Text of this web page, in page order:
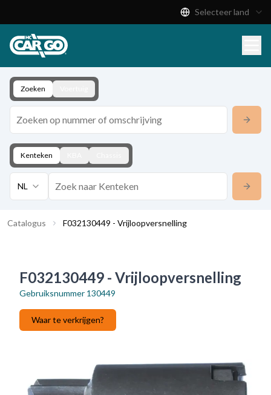
Download
Contact
Selecteer land
Zoeken
Kenteken
NL
Catalogus F032130449 - Vrijloopversnelling
F032130449 - Vrijloopversnelling
Gebruiksnummer 130449
Waar te verkrijgen?